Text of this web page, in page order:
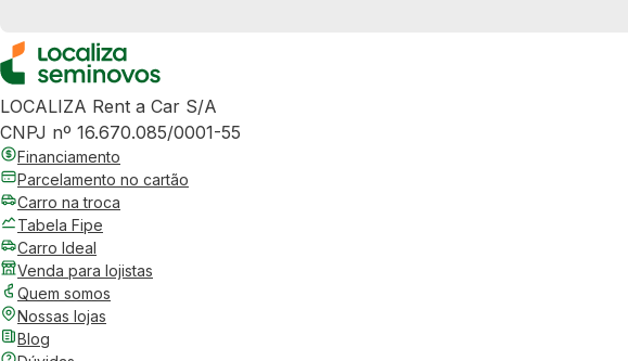
LOCALIZA Rent a Car S/A
CNPJ nº 16.670.085/0001-55
Financiamento
Parcelamento no cartão
Carro na troca
Tabela Fipe
Carro Ideal
Venda para lojistas
Quem somos
Nossas lojas
Blog